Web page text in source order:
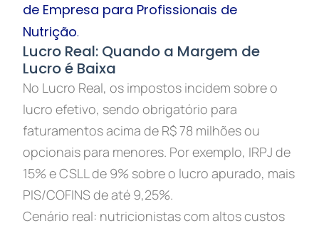
de Empresa para Profissionais de
Nutrição.
Lucro Real: Quando a Margem de
Lucro é Baixa
No Lucro Real, os impostos incidem sobre o
lucro efetivo, sendo obrigatório para
faturamentos acima de R$ 78 milhões ou
opcionais para menores. Por exemplo, IRPJ de
15% e CSLL de 9% sobre o lucro apurado, mais
PIS/COFINS de até 9,25%.
Cenário real: nutricionistas com altos custos